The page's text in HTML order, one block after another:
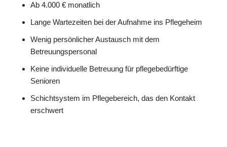
Ab 4.000 € monatlich
Lange Wartezeiten bei der Aufnahme ins Pflegeheim
Wenig persönlicher Austausch mit dem
Betreuungspersonal
Keine individuelle Betreuung für pflegebedürftige
Senioren
Schichtsystem im Pflegebereich, das den Kontakt
erschwert